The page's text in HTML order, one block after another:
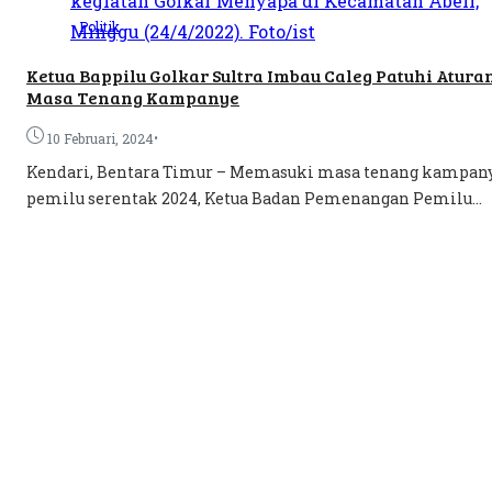
Politik
Ketua Bappilu Golkar Sultra Imbau Caleg Patuhi
Masa Tenang Kampanye
10 Februari, 2024•
Kendari, Bentara Timur – Memasuki masa tenang
pemilu serentak 2024, Ketua Badan Pemenangan Pemilu...